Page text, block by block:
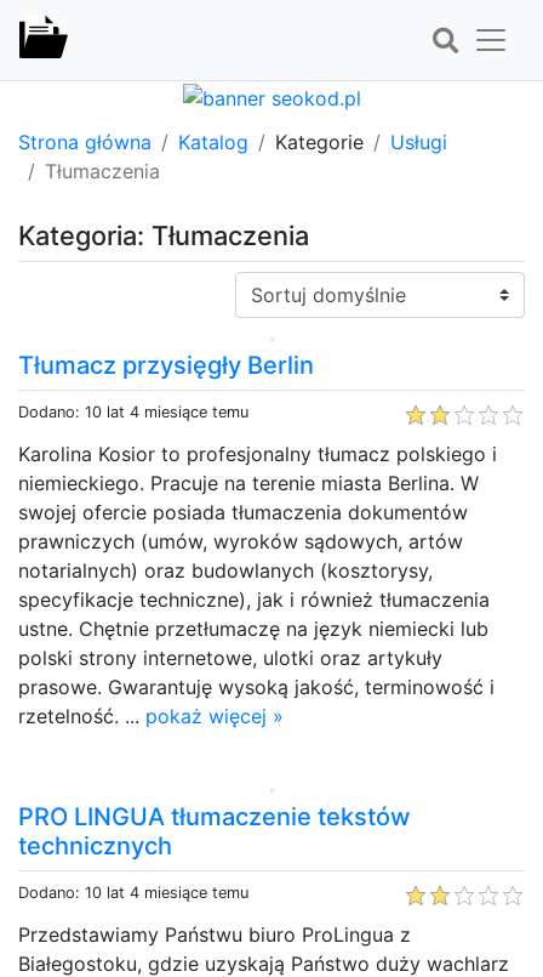
Strona główna Katalog Kategorie
Usługi
Tłumaczenia
Kategoria: Tłumaczenia
Sortuj:
Tłumacz przysięgły Berlin
Dodano: 10 lat 4 miesiące temu
Karolina Kosior to profesjonalny tłumacz polskiego i
niemieckiego. Pracuje na terenie miasta Berlina. W
swojej ofercie posiada tłumaczenia dokumentów
prawniczych (umów, wyroków sądowych, artów
notarialnych) oraz budowlanych (kosztorysy,
specyfikacje techniczne), jak i również tłumaczenia
ustne. Chętnie przetłumaczę na język niemiecki lub
polski strony internetowe, ulotki oraz artykuły
prasowe. Gwarantuję wysoką jakość, terminowość i
rzetelność. ... pokaż więcej »
PRO LINGUA tłumaczenie tekstów
technicznych
Dodano: 10 lat 4 miesiące temu
Przedstawiamy Państwu biuro ProLingua z
Białegostoku, gdzie uzyskają Państwo duży wachlarz